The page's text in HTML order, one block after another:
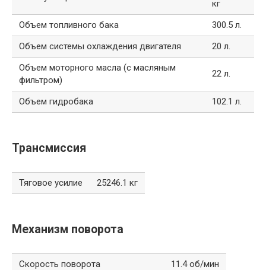
кг
Объем топливного бака
300.5 л.
Объем системы охлаждения двигателя
20 л.
Объем моторного масла (с масляным
фильтром)
22 л.
Объем гидробака 102.1 л.
Трансмиссия
Тяговое усилие 25246.1 кг
Механизм поворота
Скорость поворота
11.4 об/мин